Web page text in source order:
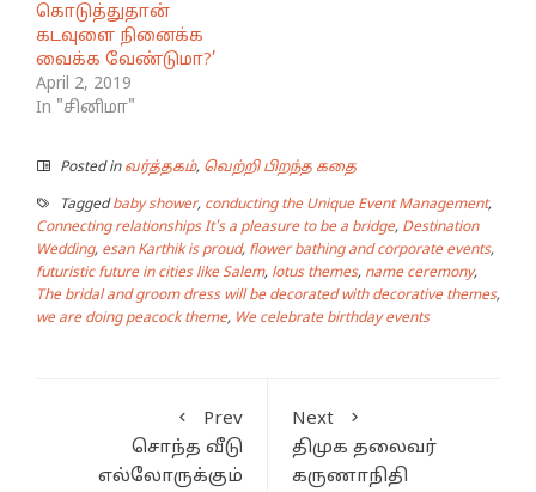
கொடுத்துதான்
கடவுளை நினைக்க
வைக்க வேண்டுமா?’
April 2, 2019
In "சினிமா"
Posted in வர்த்தகம், வெற்றி பிறந்த கதை
Taggedbaby shower, conducting the Unique Event Management,
Connecting relationships It's a pleasure to be a bridge, Destination
Wedding, esan Karthik is proud, flower bathing and corporate events,
futuristic future in cities like Salem, lotus themes, name ceremony,
The bridal and groom dress will be decorated with decorative themes,
we are doing peacock theme, We celebrate birthday events
Prev
சொந்த வீடு
எல்லோருக்கும்
Next
திமுக தலைவர்
கருணாநிதி